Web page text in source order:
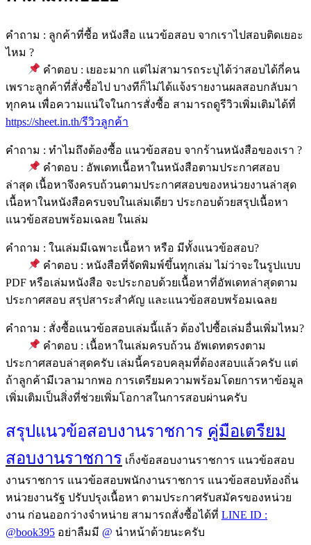
คำถาม : ลูกค้าที่ซื้อ หนังสือ แนวข้อสอบ จากเราไปสอบติดเยอะ
ไหม ?
คำตอบ : เยอะมาก แต่ไม่สามารถระบุได้ว่าสอบได้กี่คน
เพราะลูกค้าที่สั่งซื้อไป บางทีก็ไม่ได้แจ้งรายงานผลสอบกลับมา
ทุกคน เพื่อความแน่ใจในการสั่งซื้อ สามารถดูรีวิวเพิ่มเติมได้ที่
https://sheet.in.th/รีวิวลูกค้า
คำถาม : ทำไมถึงต้องซื้อ แนวข้อสอบ จากร้านหนังสือของเรา ?
คำตอบ : อัพเดทเนื้อหาในหนังสือตามประกาศสอบ
ล่าสุด เนื้อหาจึงครบถ้วนตามประกาศสอบของหน่วยงานล่าสุด
เนื้อหาในหนังสือครบจบในเล่มเดียว ประกอบด้วยสรุปเนื้อหา
แนวข้อสอบพร้อมเฉลย ในเล่ม
คำถาม : ในเล่มมีเฉพาะเนื้อหา หรือ มีทั้งแนวข้อสอบ?
คำตอบ : หนังสือที่จัดพิมพ์ขึ้นทุกเล่ม ไม่ว่าจะในรูปแบบ
PDF หรือเล่มหนังสือ จะประกอบด้วยเนื้อหาที่อัพเดทล่าสุดตาม
ประกาศสอบ สรุปสาระสำคัญ และแนวข้อสอบพร้อมเฉลย
คำถาม : สั่งซื้อแนวข้อสอบเล่มนี้แล้ว ต้องไปซื้อเล่มอื่นเพิ่มไหม?
คำตอบ : เนื้อหาในเล่มครบถ้วน อัพเดทตรงตาม
ประกาศสอบล่าสุดครับ เล่มนี้ครอบคลุมที่ต้องสอบแล้วครับ แต่
ถ้าลูกค้ามีเวลามากพอ การเตรียมความพร้อมโดยการหาข้อมูล
เพิ่มเติมเป็นสิ่งที่ช่วยเพิ่มโอกาสในการสอบผ่านครับ
สรุปแนวข้อสอบงานราชการ คู่มือเตรืยม
สอบงานราชการ เก็งข้อสอบงานราชการ แนวข้อสอบ
งานราชการ แนวข้อสอบพนักงานราชการ แนวข้อสอบท้องถิ่น
หน่วยงานรัฐ ปรับปรุงเนื้อหา ตามประกาศรับสมัครของหน่วย
งาน ก่อนออกว่างจำหน่าย สามารถสั่งซื้อได้ที่ LINE ID :
@book395 อย่าลืมมี @ นำหน้าด้วยนะครับ